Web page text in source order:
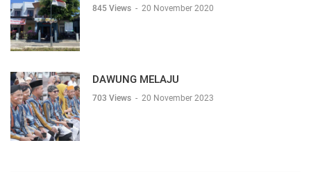
845 Views - 20 November 2020
DAWUNG MELAJU
703 Views - 20 November 2023